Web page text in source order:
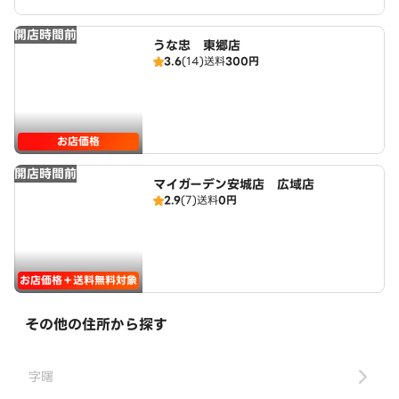
開店時間前
お店価格
うな忠 東郷店
3.6(14)送料300円
開店時間前
お店価格＋送料無料対象
マイガーデン安城店 広域店
2.9(7)送料0円
その他の住所から探す
字曙